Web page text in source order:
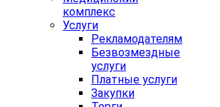
комплекс
Услуги
Рекламодателям
Безвозмездные
услуги
Платные услуги
Закупки